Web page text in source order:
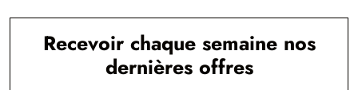
Recevoir chaque semaine nos
dernières offres